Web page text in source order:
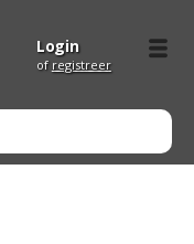
Login
of registreer